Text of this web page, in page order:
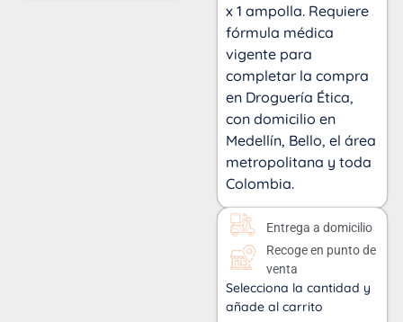
x 1 ampolla. Requiere
fórmula médica
vigente para
completar la compra
en Droguería Ética,
con domicilio en
Medellín, Bello, el área
metropolitana y toda
Colombia.
Entrega a domicilio
Recoge en punto de
venta
Selecciona la cantidad y
añade al carrito